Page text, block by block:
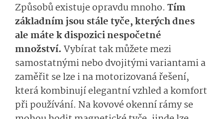
Způsobů existuje opravdu mnoho. Tím
základním jsou stále tyče, kterých dnes
ale máte k dispozici nespočetné
množství. Vybírat tak můžete mezi
samostatnými nebo dvojitými variantami a
zaměřit se lze i na motorizovaná řešení,
která kombinují elegantní vzhled a komfort
při používání. Na kovové okenní rámy se